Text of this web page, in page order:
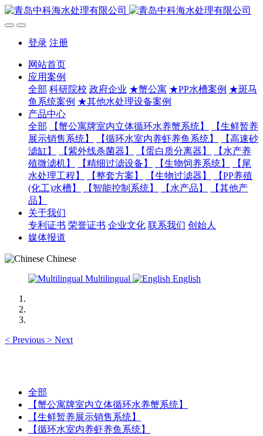
登录 注册
网站首页
应用案例
全部 科研院校 政府企业 ★蟹公寓 ★PP水槽案例 ★斑马
鱼系统案例 ★其他水处理设备案例
产品中心
全部
【蟹公寓牌室内立体循环水养蟹系统】
【生鲜暂养
展示销售系统】
【循环水室内养虾养鱼系统】
【高速砂
滤缸】
【紫外线杀菌器】 【蛋白质分离器】
【水产养
殖微滤机】
【精细过滤设备】 【生物饲养系统】
【尾
水处理工程】
【整套方案】 【生物过滤器】
【PP养殖
(化工)水槽】
【智能控制系统】 【水产品】
【其他产
品】
关于我们
专利证书 荣誉证书 企业文化 联系我们 创始人
媒体报道
Chinese
Multilingual
English
< Previous > Next
全部
【蟹公寓牌室内立体循环水养蟹系统】
【生鲜暂养展示销售系统】
【循环水室内养虾养鱼系统】